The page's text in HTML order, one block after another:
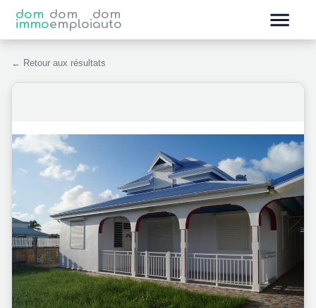
dom
immo
dom
emploi
dom
auto
← Retour aux résultats